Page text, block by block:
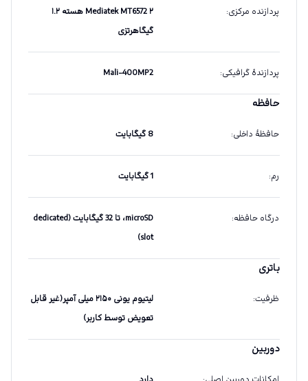
پردازنده مرکزی:
Mediatek MT6572 ۲ هسته ۱.۲
گیگاهرتزی
پردازندهٔ گرافیکی:
Mali-400MP2
حافظه
حافظهٔ داخلی: 8 گیگابایت
رم: 1 گیگابایت
درگاه حافظه:
microSD، تا 32 گیگابایت (dedicated
slot)
باتری
ظرفیت:
لیتیوم یونی ۲۱۵۰ میلی آمپر(غیر قابل
تعویض توسط کاربر)
دوربین